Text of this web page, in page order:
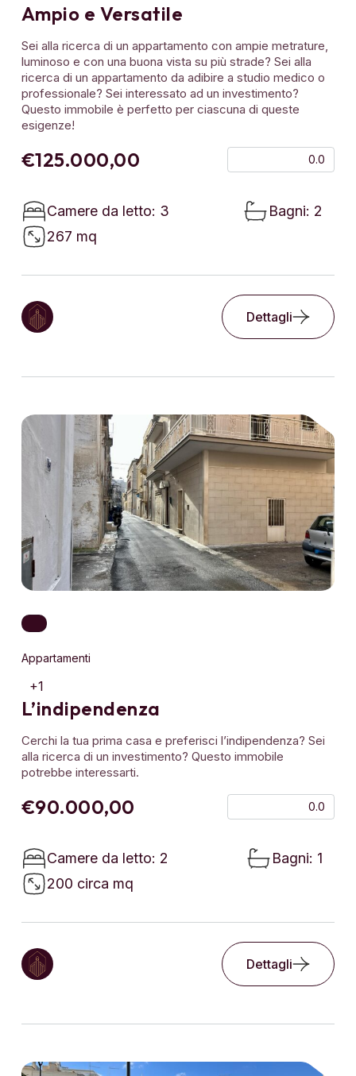
Ampio e Versatile
Sei alla ricerca di un appartamento con ampie metrature,
luminoso e con una buona vista su più strade? Sei alla
ricerca di un appartamento da adibire a studio medico o
professionale? Sei interessato ad un investimento?
Questo immobile è perfetto per ciascuna di queste
esigenze!
€125.000,00 0.0
Camere da letto: 3
Bagni: 2
267 mq
Dettagli
Appartamenti
+1
L’indipendenza
Cerchi la tua prima casa e preferisci l’indipendenza? Sei
alla ricerca di un investimento? Questo immobile
potrebbe interessarti.
€90.000,00 0.0
Camere da letto: 2
Bagni: 1
200 circa mq
Dettagli